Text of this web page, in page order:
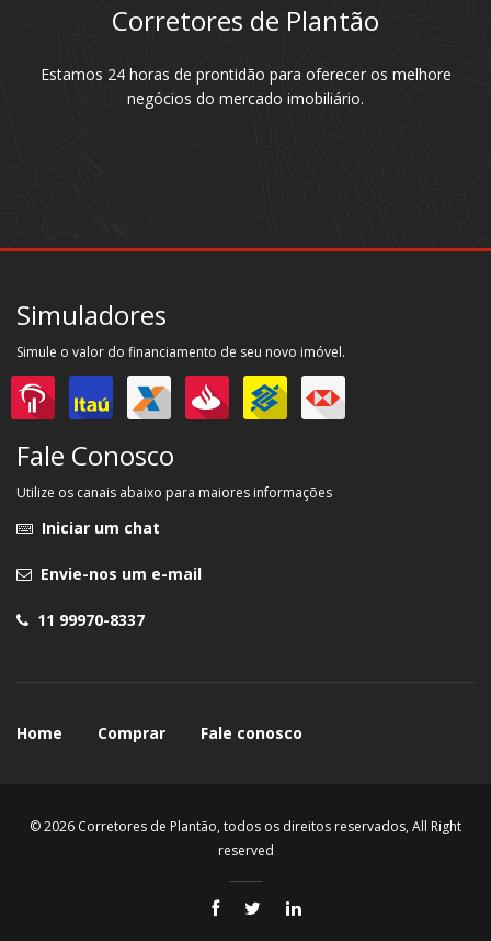
Corretores de Plantão
Estamos 24 horas de prontidão para oferecer os melhore
negócios do mercado imobiliário.
Simuladores
Simule o valor do financiamento de seu novo imóvel.
Fale Conosco
Utilize os canais abaixo para maiores informações
Iniciar um chat
Envie-nos um e-mail
11 99970-8337
Home Comprar Fale conosco
© 2026 Corretores de Plantão, todos os direitos reservados, All Right
reserved